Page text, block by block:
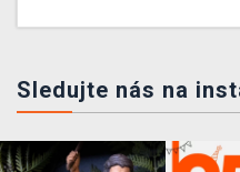
Sledujte nás na